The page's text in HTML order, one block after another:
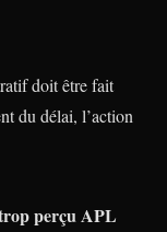
doit être fait
du délai, l’action
perçu APL